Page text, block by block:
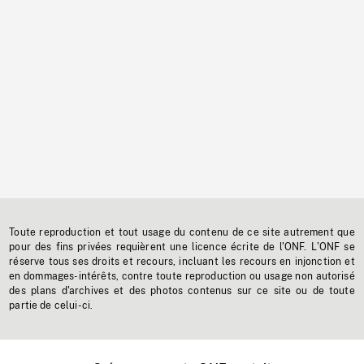
Toute reproduction et tout usage du contenu de ce site autrement que
pour des fins privées requièrent une licence écrite de l'ONF. L'ONF se
réserve tous ses droits et recours, incluant les recours en injonction et
en dommages-intérêts, contre toute reproduction ou usage non autorisé
des plans d'archives et des photos contenus sur ce site ou de toute
partie de celui-ci.